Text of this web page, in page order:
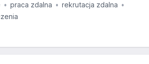
praca zdalna
rekrutacja zdalna